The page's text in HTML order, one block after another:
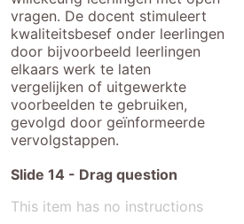
vragen. De docent stimuleert
kwaliteitsbesef onder leerlingen
door bijvoorbeeld leerlingen
elkaars werk te laten
vergelijken of uitgewerkte
voorbeelden te gebruiken,
gevolgd door geïnformeerde
vervolgstappen.
Slide 14 - Drag question
This item has no instructions